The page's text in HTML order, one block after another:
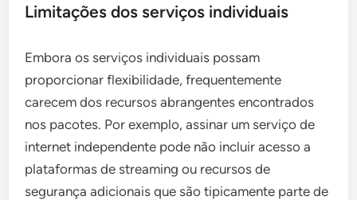
Limitações dos serviços individuais
Embora os serviços individuais possam
proporcionar flexibilidade, frequentemente
carecem dos recursos abrangentes encontrados
nos pacotes. Por exemplo, assinar um serviço de
internet independente pode não incluir acesso a
plataformas de streaming ou recursos de
segurança adicionais que são tipicamente parte de